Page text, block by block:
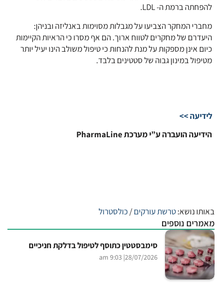
להפחתה ברמת ה- LDL.
מחברי המחקר הצביעו על מגבלות מסוימות באנליזה ובניהן:
היעדרם של מחקרים לטווח ארוך. הם אף מסרו כי הראיות הקיימות
כיום אינן מספקות על מנת להנחות כי טיפול משולב הינו יעיל יותר
מטיפול במינון גבוה של סטטינים בלבד.
לידיעה >>
הידיעה הועברה ע”י מערכת PharmaLine
באותו נושא:טרשת עורקים/ כולסטרול
מאמרים נוספים
סימבסטטין כתוסף לטיפול בדלקת חניכיים
28/07/2026
| 9:03 am